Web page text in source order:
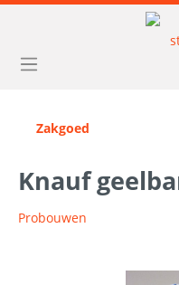
Zakgoed
Knauf
Probouwen